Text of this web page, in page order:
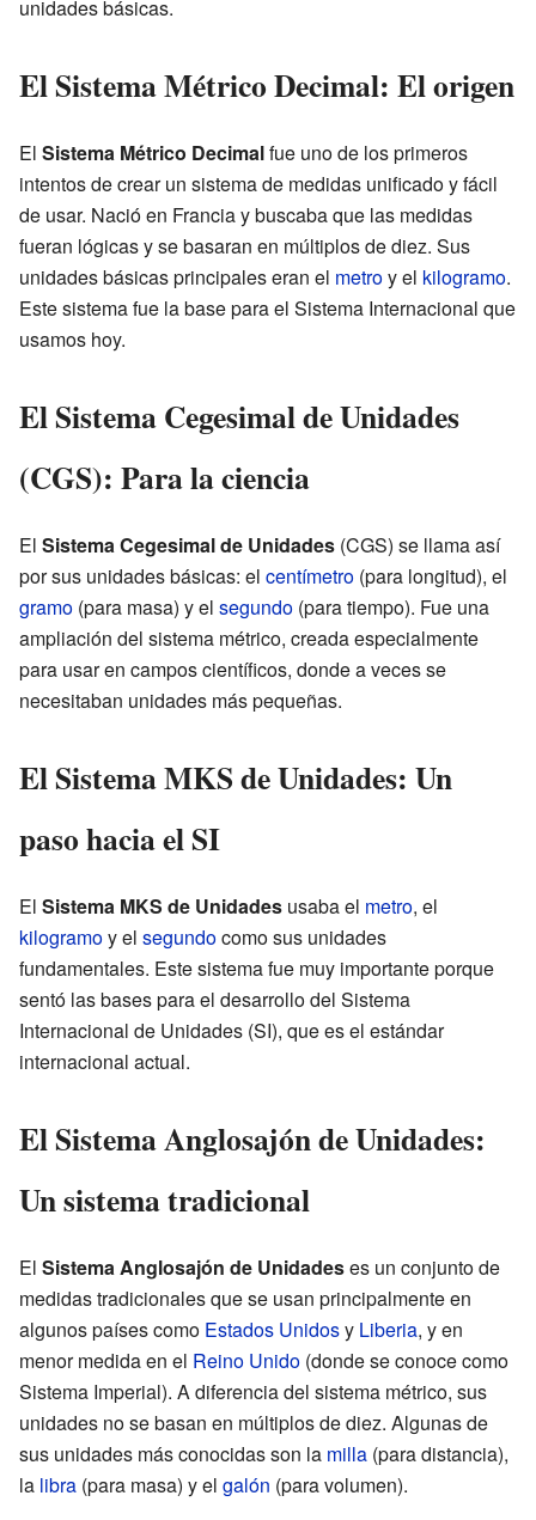
unidades básicas.
El Sistema Métrico Decimal: El origen
El Sistema Métrico Decimalfue uno de los primeros
intentos de crear un sistema de medidas unificado y fácil
de usar. Nació en Francia y buscaba que las medidas
fueran lógicas y se basaran en múltiplos de diez. Sus
unidades básicas principales eran el metroy el kilogramo.
Este sistema fue la base para el Sistema Internacional que
usamos hoy.
El Sistema Cegesimal de Unidades
(CGS): Para la ciencia
El Sistema Cegesimal de Unidades (CGS) se llama así
por sus unidades básicas: el centímetro (para longitud), el
gramo (para masa) y el segundo (para tiempo). Fue una
ampliación del sistema métrico, creada especialmente
para usar en campos científicos, donde a veces se
necesitaban unidades más pequeñas.
El Sistema MKS de Unidades: Un
paso hacia el SI
El Sistema MKS de Unidades usaba el metro, el
kilogramoy el segundocomo sus unidades
fundamentales. Este sistema fue muy importante porque
sentó las bases para el desarrollo del Sistema
Internacional de Unidades (SI), que es el estándar
internacional actual.
El Sistema Anglosajón de Unidades:
Un sistema tradicional
El Sistema Anglosajón de Unidadeses un conjunto de
medidas tradicionales que se usan principalmente en
algunos países como Estados Unidosy Liberia, y en
menor medida en el Reino Unido (donde se conoce como
Sistema Imperial). A diferencia del sistema métrico, sus
unidades no se basan en múltiplos de diez. Algunas de
sus unidades más conocidas son la milla (para distancia),
la libra (para masa) y el galón (para volumen).